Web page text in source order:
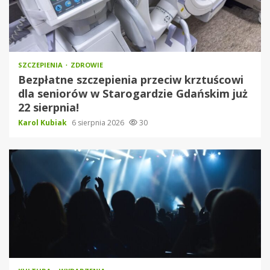
SZCZEPIENIA ZDROWIE
Bezpłatne szczepienia przeciw krztuścowi
dla seniorów w Starogardzie Gdańskim już
22 sierpnia!
Karol Kubiak 6 sierpnia 2026 30